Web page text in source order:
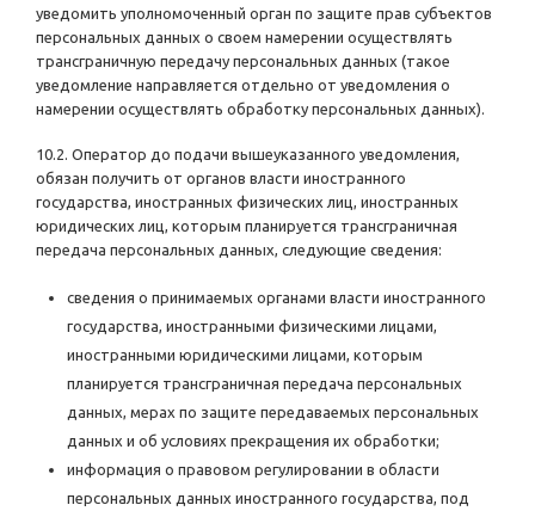
уведомить уполномоченный орган по защите прав субъектов
персональных данных о своем намерении осуществлять
трансграничную передачу персональных данных (такое
уведомление направляется отдельно от уведомления о
намерении осуществлять обработку персональных данных).
10.2. Оператор до подачи вышеуказанного уведомления,
обязан получить от органов власти иностранного
государства, иностранных физических лиц, иностранных
юридических лиц, которым планируется трансграничная
передача персональных данных, следующие сведения:
сведения о принимаемых органами власти иностранного
государства, иностранными физическими лицами,
иностранными юридическими лицами, которым
планируется трансграничная передача персональных
данных, мерах по защите передаваемых персональных
данных и об условиях прекращения их обработки;
информация о правовом регулировании в области
персональных данных иностранного государства, под